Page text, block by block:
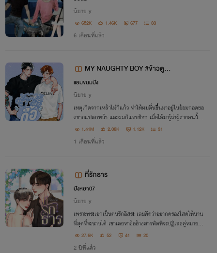
นิยาย y
652K 1.46K 677 33
6 เดือนที่แล้ว
MY NAUGHTY BOY #ข้าวตูอย่
าดื้อ
แยมขนมปัง
นิยาย y
เหตุเกิดจากเหล้าไม่กี่แก้ว ทำให้ผมตื่นขึ้นมาอยู่ในอ้อมกอดขอ
งชายแปลกหน้า และผมก็แทบช็อก เมื่อได้มารู้ว่าผู้ชายคนนั้น
คือพี่ชายของผู้หญิงที่ผมแอบชอบ!!
1.41M 2.08K 1.12K 31
1 เดือนที่แล้ว
ที่รักธาร
ปังหยา07
นิยาย y
เพราะพระเอกเป็นคนรักอิสระ เลยคิดว่าอยากครองโสดให้นาน
ที่สุดที่จะนานได้ เขาเลยหาข้ออ้างสารพัดที่จะปฏิเสธคู่หมาย ที่
ผู้ใหญ่หมั้นไว้ให้ตั้งแต่เด็ก อีกทั้งคู่หมั้นในความทรงจำก็คือเด็
กอ้วนใจร้าย
27.6K 52 41 20
2 ปีที่แล้ว